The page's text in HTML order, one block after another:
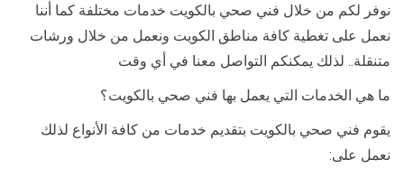
نوفر لكم من خلال فني صحي بالكويت خدمات مختلفة كما أننا
نعمل على تغطية كافة مناطق الكويت ونعمل من خلال ورشات
متنقلة.. لذلك يمكنكم التواصل معنا في أي وقت
ما هي الخدمات التي يعمل بها فني صحي بالكويت؟
يقوم فني صحي بالكويت بتقديم خدمات من كافة الأنواع لذلك
نعمل على: